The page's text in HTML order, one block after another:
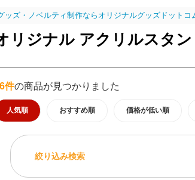
ッズ・ノベルティ制作ならオリジナルグッズドットコ
リジナル アクリルスタ
件の商品が見つかりました
人気順 おすすめ順 価格が低い順
絞り込み検索